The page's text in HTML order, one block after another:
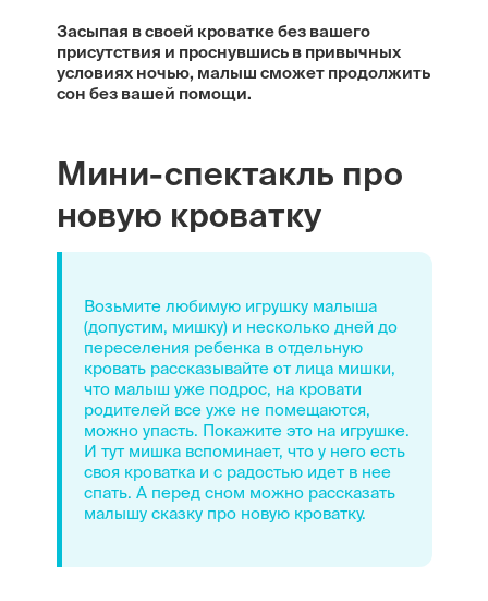
Засыпая в своей кроватке без вашего
присутствия и проснувшись в привычных
условиях ночью, малыш сможет продолжить
сон без вашей помощи.
Мини-спектакль про
новую кроватку
Возьмите любимую игрушку малыша
(допустим, мишку) и несколько дней до
переселения ребенка в отдельную
кровать рассказывайте от лица мишки,
что малыш уже подрос, на кровати
родителей все уже не помещаются,
можно упасть. Покажите это на игрушке.
И тут мишка вспоминает, что у него есть
своя кроватка и с радостью идет в нее
спать. А перед сном можно рассказать
малышу сказку про новую кроватку.